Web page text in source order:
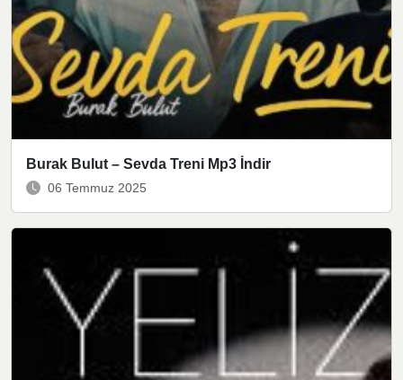
Burak Bulut – Sevda Treni Mp3 İndir
06 Temmuz 2025